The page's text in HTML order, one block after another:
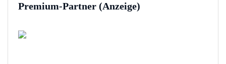
Premium-Partner (Anzeige)